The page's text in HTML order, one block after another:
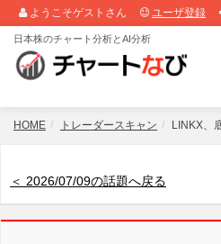
ようこそゲストさん ユーザ登録
日本株のチャート分析とAI分析
HOME トレーダースキャン LINKX、
＜ 2026/07/09の話題へ戻る